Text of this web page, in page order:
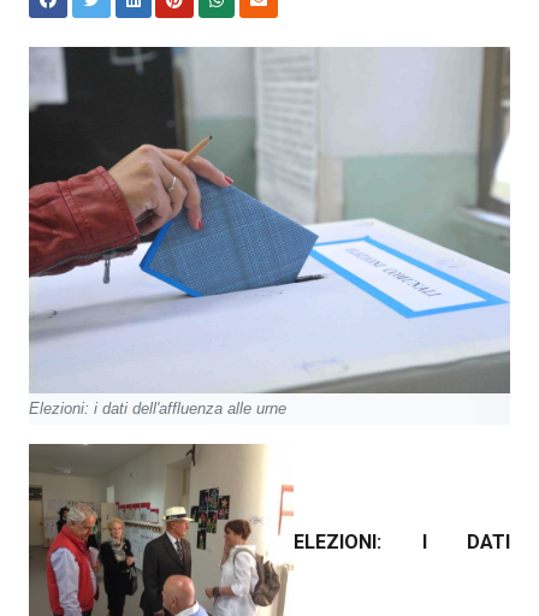
Elezioni: i dati dell'affluenza alle urne
ELEZIONI: I DATI